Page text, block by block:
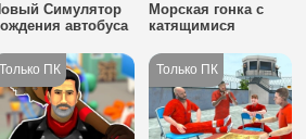
Симулятор
автобуса
Морская гонка с
катящимися